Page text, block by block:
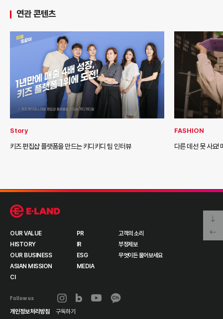
연관 콘텐츠
Story
키즈 편집샵 플랫폼을 만드는 키디키디 팀 인터뷰
FASHION
다른 데선 못 사요!
OUR VALUE
HISTORY
OUR BUSINESS
ASIAN MISSION
CI
PR
IR
ESG
MEDIA
고객의 소리
부정제보
무엇이든 물어보세요
Follow us
개인정보처리방침 구독하기